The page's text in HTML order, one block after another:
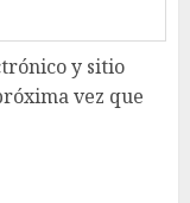
y sitio
vez que